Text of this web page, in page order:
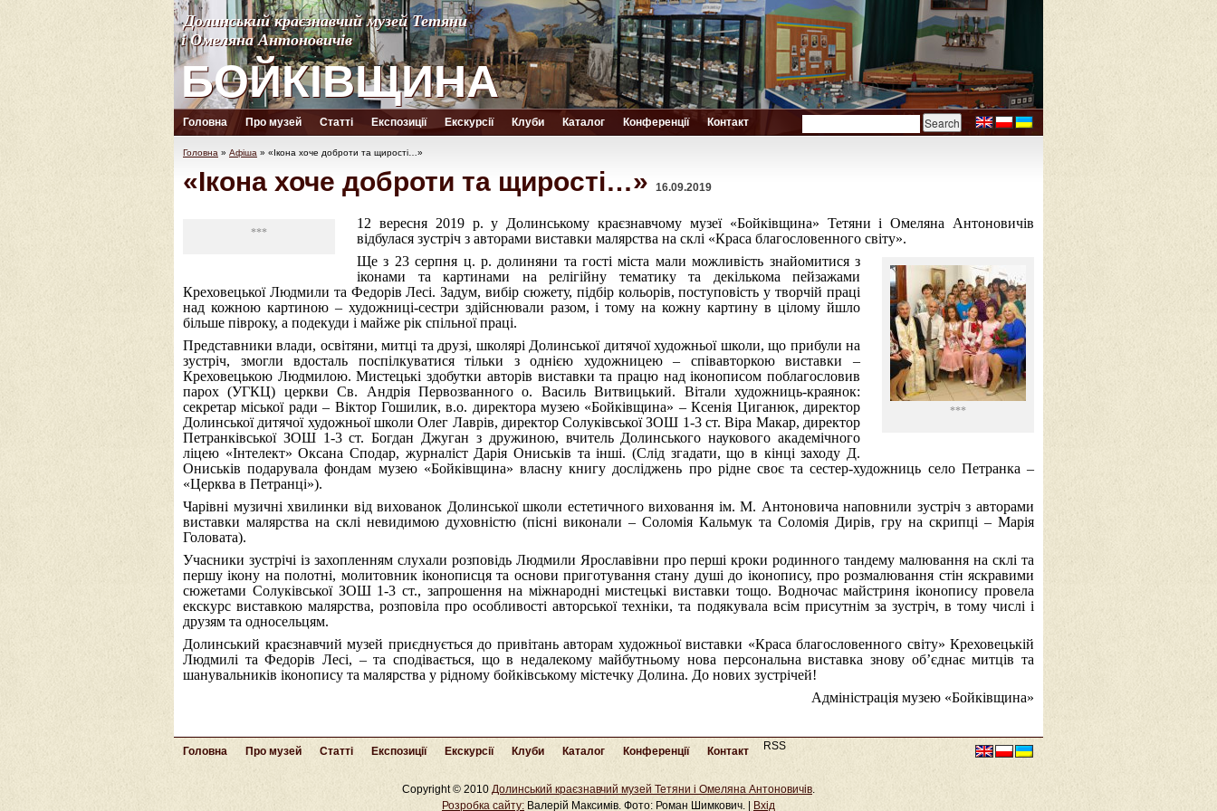
Долинський краєзнавчий музей Тетяни
і Омеляна Антоновичів
БОЙКІВЩИНА
Долинський краєзнавчий музей Тетяни
і Омеляна Антоновичів
БОЙКІВЩИНА
Головна Про музей Статті Експозиції Екскурсії Клуби Каталог Конференції Контакт
Головна » Афіша » «Ікона хоче доброти та щирості…»
«Ікона хоче доброти та щирості…» 16.09.2019
***
12 вересня 2019 р. у Долинському краєзнавчому музеї «Бойківщина» Тетяни і Омеляна Антоновичів
відбулася зустріч з авторами виставки малярства на склі «Краса благословенного світу».
***
Ще з 23 серпня ц. р. долиняни та гості міста мали можливість знайомитися з
іконами та картинами на релігійну тематику та декількома пейзажами
Креховецької Людмили та Федорів Лесі. Задум, вибір сюжету, підбір кольорів, поступовість у творчій праці
над кожною картиною – художниці-сестри здійснювали разом, і тому на кожну картину в цілому йшло
більше півроку, а подекуди і майже рік спільної праці.
Представники влади, освітяни, митці та друзі, школярі Долинської дитячої художньої школи, що прибули на
зустріч, змогли вдосталь поспілкуватися тільки з однією художницею – співавторкою виставки –
Креховецькою Людмилою. Мистецькі здобутки авторів виставки та працю над іконописом поблагословив
парох (УГКЦ) церкви Св. Андрія Первозванного о. Василь Витвицький. Вітали художниць-краянок:
секретар міської ради – Віктор Гошилик, в.о. директора музею «Бойківщина» – Ксенія Циганюк, директор
Долинської дитячої художньої школи Олег Лаврів, директор Солуківської ЗОШ 1-3 ст. Віра Макар, директор
Петранківської ЗОШ 1-3 ст. Богдан Джуган з дружиною, вчитель Долинського наукового академічного
ліцею «Інтелект» Оксана Сподар, журналіст Дарія Ониськів та інші. (Слід згадати, що в кінці заходу Д.
Ониськів подарувала фондам музею «Бойківщина» власну книгу досліджень про рідне своє та сестер-художниць село Петранка –
«Церква в Петранці»).
Чарівні музичні хвилинки від вихованок Долинської школи естетичного виховання ім. М. Антоновича наповнили зустріч з авторами
виставки малярства на склі невидимою духовністю (пісні виконали – Соломія Кальмук та Соломія Дирів, гру на скрипці – Марія
Головата).
Учасники зустрічі із захопленням слухали розповідь Людмили Ярославівни про перші кроки родинного тандему малювання на склі та
першу ікону на полотні, молитовник іконописця та основи приготування стану душі до іконопису, про розмалювання стін яскравими
сюжетами Солуківської ЗОШ 1-3 ст., запрошення на міжнародні мистецькі виставки тощо. Водночас майстриня іконопису провела
екскурс виставкою малярства, розповіла про особливості авторської техніки, та подякувала всім присутнім за зустріч, в тому числі і
друзям та односельцям.
Долинський краєзнавчий музей приєднується до привітань авторам художньої виставки «Краса благословенного світу» Креховецькій
Людмилі та Федорів Лесі, – та сподівається, що в недалекому майбутньому нова персональна виставка знову об’єднає митців та
шанувальників іконопису та малярства у рідному бойківському містечку Долина. До нових зустрічей!
Адміністрація музею «Бойківщина»
Головна Про музей Статті Експозиції Екскурсії Клуби Каталог Конференції Контакт RSS
Copyright © 2010 Долинський краєзнавчий музей Тетяни і Омеляна Антоновичів.
Розробка cайту: Валерій Максимів. Фото: Роман Шимкович. | Вхід